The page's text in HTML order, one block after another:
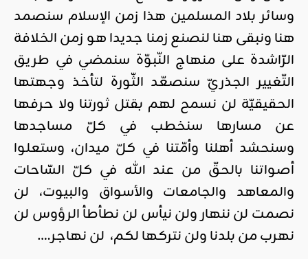
وسائر بلاد المسلمين هذا زمن الإسلام سنصمد
هنا ونبقى هنا لنصنع زمنا جديدا هو زمن الخلافة
الرّاشدة على منهاج النّبوّة سنمضي في طريق
التّغيير الجذريّ سنصعّد الثّورة لتأخذ وجهتها
الحقيقيّة لن نسمح لهم بقتل ثورتنا ولا حرفها
عن مسارها سنخطب في كلّ مساجدها
وسنحشد أهلنا وأمّتنا في كلّ ميدان، وستعلوا
أصواتنا بالحقّ من عند الله في كلّ السّاحات
والمعاهد والجامعات والأسواق والبيوت، لن
نصمت لن ننهار ولن نيأس لن نطأطأ الرؤوس لن
نهرب من بلدنا ولن نتركها لكم، لن نهاجر….